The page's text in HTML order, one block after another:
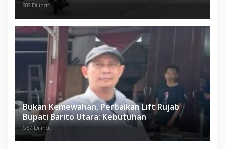
888 Dilihat
Bukan Kemewahan, Perbaikan Lift Rujab
Bupati Barito Utara: Kebutuhan
567 Dilihat